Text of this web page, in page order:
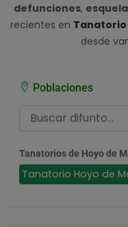
defunciones,
recientes en Tanatorio
desde
Poblaciones
Tanatorios de Hoyo de
Tanatorio Hoyo de